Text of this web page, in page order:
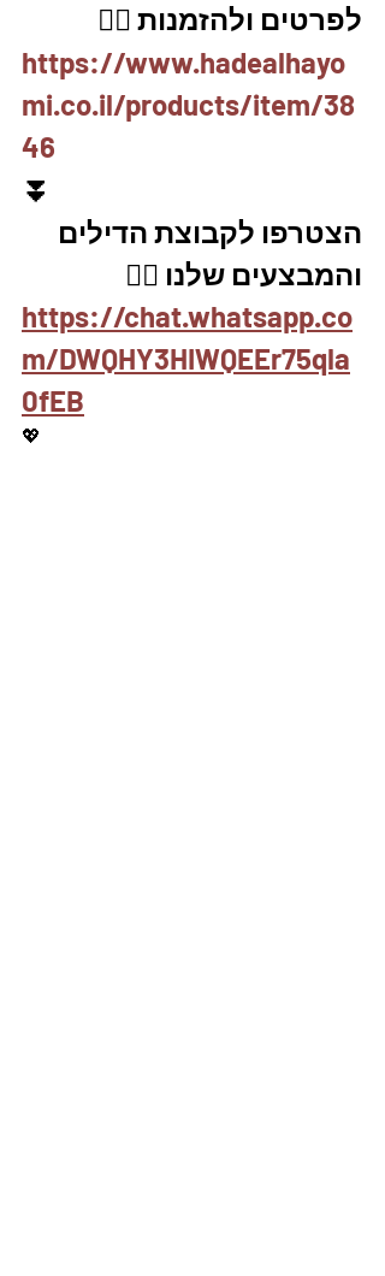
לפרטים ולהזמנות 👇🏼
https://www.hadealhayo
mi.co.il/products/item/38
46
⏬
הצטרפו לקבוצת הדילים
והמבצעים שלנו 👇🏽
https://chat.whatsapp.co
m/DWQHY3HIWQEEr75qla
0fEB
💖